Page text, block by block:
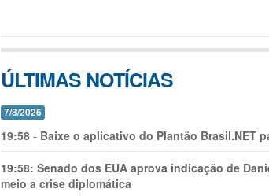
ÚLTIMAS NOTÍCIAS
7/8/2026
19:58 - Baixe o aplicativo do Plantão Brasil.NET
19:58: Senado dos EUA aprova indicação de
meio a crise diplomática